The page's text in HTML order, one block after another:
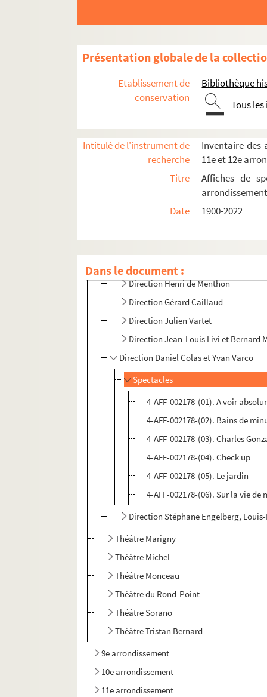
Présentation globale de la
Etablissement de
conservation
Bibliothèque
Tous
Intitulé de l'instrument de
recherche
Inventaire des
11e et 12e
Titre
Affiches de
Date
1900-2022
Dans le document :
Théâtre des Ambassadeurs
Théâtre de l'Avenue
Théâtre des Champs-Élysées
Théâtre Charles de Rochefort
Théâtre Fémina
Théâtre de la Madeleine
Direction Rika Radifé
Direction Henri de Menthon
Direction Gérard Caillaud
Direction Julien Vartet
Direction Jean-Louis Livi et Bernard
Direction Daniel Colas et Yvan Varco
Spectacles
4-AFF-002178-(01). A voir
4-AFF-002178-(02). Bains de
4-AFF-002178-(03). Charles
4-AFF-002178-(04). Check up
4-AFF-002178-(05). Le jardin
4-AFF-002178-(06). Sur la vie de
Direction Stéphane Engelberg,
Théâtre Marigny
Théâtre Michel
Théâtre Monceau
Théâtre du Rond-Point
Théâtre Sorano
Théâtre Tristan Bernard
9e arrondissement
10e arrondissement
11e arrondissement